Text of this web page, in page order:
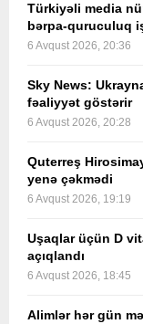
Türkiyəli media
bərpa-quruculuq
6 Avqust 2026, 20:36
Sky News:
fəaliyyət göstərir
6 Avqust 2026, 20:28
Quterreş
yenə çəkmədi
6 Avqust 2026, 19:19
Uşaqlar üçün D
açıqlandı
6 Avqust 2026, 18:45
Alimlər hər gün